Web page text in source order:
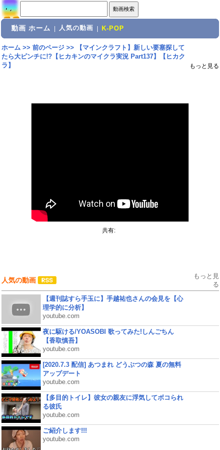
動画 ホーム 人気の動画 K-POP
ホーム>> 前のページ>>
【マインクラフト】新しい要塞探して
たら大ピンチに!?【ヒカキンのマイクラ実況 Part137】【ヒカク
ラ】
もっと見る
共有:
人気の動画
もっと見
る
【週刊誌すら手玉に】手越祐也さんの会見を【心
理学的に分析】
youtube.com
夜に駆ける/YOASOBI 歌ってみた!しんごちん
【香取慎吾】
youtube.com
[2020.7.3 配信] あつまれ どうぶつの森 夏の無料
アップデート
youtube.com
【多目的トイレ】彼女の親友に浮気してボコられ
る彼氏
youtube.com
ご紹介します!!!
youtube.com